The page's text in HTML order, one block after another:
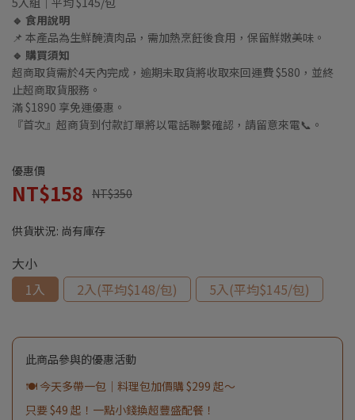
🔹 食用說明
📌 本產品為生鮮醃漬肉品，需加熱烹飪後食用，保留鮮嫩美味。
🔹 購買須知
超商取貨需於4天內完成，逾期未取貨將收取來回運費 $580，並終
止超商取貨服務。
滿 $1890 享免運優惠。
『首次』超商貨到付款訂單將以電話聯繫確認，請留意來電📞。
優惠價
NT$158 NT$350
供貨狀況: 尚有庫存
大小
1入
2入(平均$148/包) 5入(平均$145/包)
此商品參與的優惠活動
🍽️ 今天多帶一包｜料理包加價購 $299 起～
只要 $49 起！一點小錢換超豐盛配餐！